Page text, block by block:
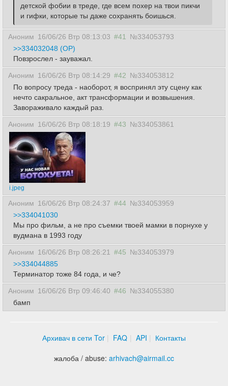
детской фобии в треде, где всем похер на твои пикчи
и гифки, которые ты даже сохранять боишься.
Аноним 16/06/26 Втр 08:13:03 #41
№334053793
>>334032048 (OP)
Повзрослел - зауважал.
Аноним 16/06/26 Втр 08:14:29 #42 №334053812
По вопросу треда - наоборот, я воспринял эту сцену как
нечто сакральное, акт трансформации и возвышения.
Завораживало каждый раз.
Аноним 16/06/26 Втр 08:18:19 #43 №334053861
i.jpeg
Аноним 16/06/26 Втр 08:24:37 #44 №334053959
>>334041030
Мы про фильм, а не про съемки твоей мамки в порнухе у
вудмана в 1993 году
Аноним 16/06/26 Втр 08:26:21 #45 №334053979
>>334044885
Терминатор тоже 84 года, и че?
Аноним 16/06/26 Втр 09:46:40 #46 №334055380
бамп
Архивач в сети Tor FAQ API
Контакты
жалоба / abuse: arhivach@airmail.cc